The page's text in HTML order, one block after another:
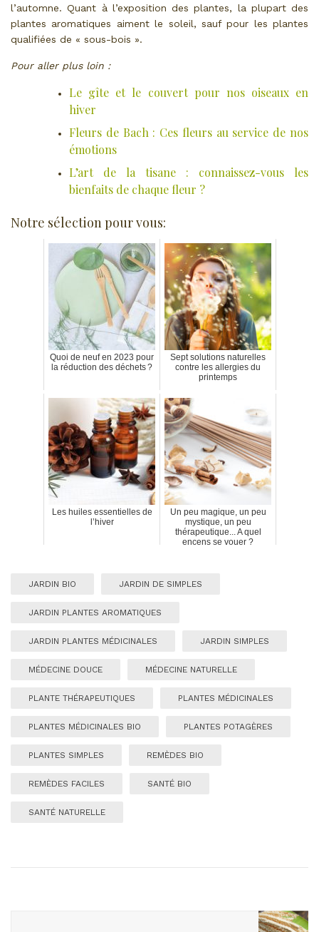
l’automne. Quant à l’exposition des plantes, la plupart des
plantes aromatiques aiment le soleil, sauf pour les plantes
qualifiées de « sous-bois ».
Pour aller plus loin :
Le gîte et le couvert pour nos oiseaux en
hiver
Fleurs de Bach : Ces fleurs au service de nos
émotions
L’art de la tisane : connaissez-vous les
bienfaits de chaque fleur ?
Notre sélection pour vous:
Quoi de neuf en 2023 pour
la réduction des déchets ?
Sept solutions naturelles
contre les allergies du
printemps
Les huiles essentielles de
l’hiver
Un peu magique, un peu
mystique, un peu
thérapeutique... A quel
encens se vouer ?
JARDIN BIO JARDIN DE SIMPLES
JARDIN PLANTES AROMATIQUES
JARDIN PLANTES MÉDICINALES JARDIN SIMPLES
MÉDECINE DOUCE MÉDECINE NATURELLE
PLANTE THÉRAPEUTIQUES PLANTES MÉDICINALES
PLANTES MÉDICINALES BIO PLANTES POTAGÈRES
PLANTES SIMPLES REMÈDES BIO
REMÈDES FACILES SANTÉ BIO
SANTÉ NATURELLE